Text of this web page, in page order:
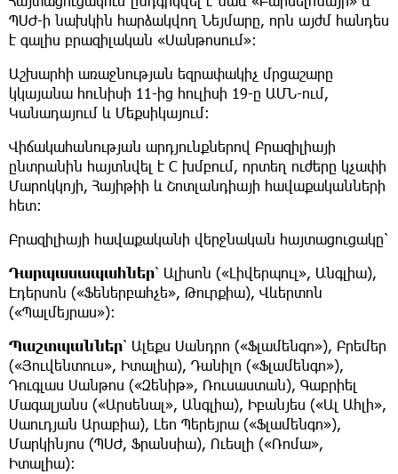
ՊՍԺ-ի նախկին հարձակվող Նեյմարը, որն այժմ հանդես
է գալիս բրազիլական «Սանթոսում»։
​Աշխարհի առաջնության եզրափակիչ մրցաշարը
կկայանա հունիսի 11-ից հուլիսի 19-ը ԱՄՆ-ում,
Կանադայում և Մեքսիկայում։
Վիճակահանության արդյունքներով Բրազիլիայի
ընտրանին հայտնվել է C խմբում, որտեղ ուժերը կչափի
Մարոկկոյի, Հայիթիի և Շոտլանդիայի հավաքականների
հետ։
​Բրազիլիայի հավաքականի վերջնական հայտացուցակը՝
Դարպասապահներ՝ Ալիսոն («Լիվերպուլ», Անգլիա),
Էդերսոն («Ֆեներբահչե», Թուրքիա), Վևերտոն
(«Պալմեյրաս»):
Պաշտպաններ՝ Ալեքս Սանդրո («Ֆլամենգո»), Բրեմեր
(«Յուվենտուս», Իտալիա), Դանիլո («Ֆլամենգո»),
Դուգլաս Սանթոս («Զենիթ», Ռուսաստան), Գաբրիել
Մագալյանս («Արսենալ», Անգլիա), Իբանյես («Ալ Ահլի»,
Սաուդյան Արաբիա), Լեո Պերեյրա («Ֆլամենգո»),
Մարկինյոս (ՊՍԺ, Ֆրանսիա), Ուեսլի («Ռոմա»,
Իտալիա):